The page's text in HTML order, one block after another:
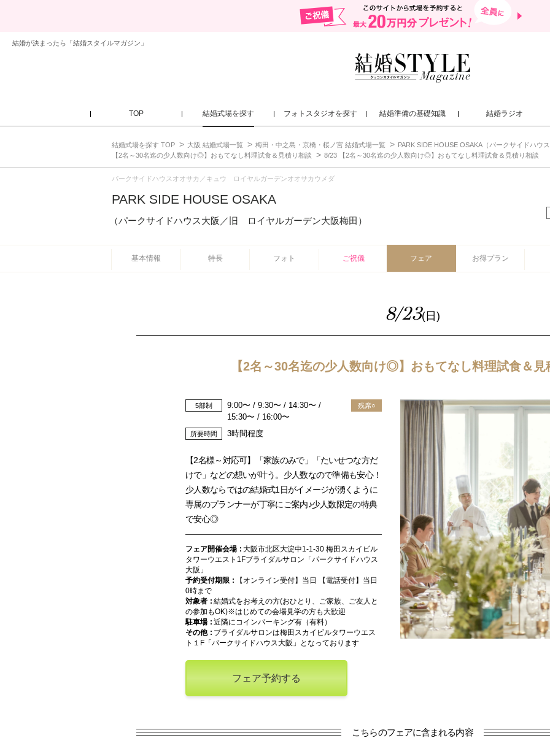
結婚が決まったら「結婚スタイルマガジン」
TOP 結婚式場を探す フォトスタジオを探す 結婚準備の基礎知識 結婚ラジオ
結婚式場を探す TOP 大阪 結婚式場一覧 梅田・中之島・京橋・桜ノ宮 結婚式場一覧
PARK SIDE HOUSE OSAKA（パークサイドハウス大阪／旧
【2名～30名迄の少人数向け◎】おもてなし料理試食＆見積り相談
8/23 【2名～30名迄の少人数向け◎】おもてなし料理試食＆見積り相談
パークサイドハウスオオサカ／キュウ ロイヤルガーデンオオサカウメダ
PARK SIDE HOUSE OSAKA
（パークサイドハウス大阪／旧 ロイヤルガーデン大阪梅田）
基本情報 特長 フォト ご祝儀 フェア お得プラン
8/23(日)
【2名～30名迄の少人数向け◎】おもてなし料理試食＆見
5部制
9:00〜 / 9:30〜 / 14:30〜 /
15:30〜 / 16:00〜
所要時間 3時間程度
残席○
【2名様～対応可】「家族のみで」「たいせつな方だ
けで」などの想いが叶う。少人数なので準備も安心！
少人数ならではの結婚式1日がイメージが湧くように
専属のプランナーが丁寧にご案内♪少人数限定の特典
で安心◎
フェア開催会場
大阪市北区大淀中1-1-30 梅田スカイビル
タワーウエスト1Fブライダルサロン「パークサイドハウス
大阪」
予約受付期限
【オンライン受付】当日 【電話受付】当日
0時まで
対象者
結婚式をお考えの方(おひとり、ご家族、ご友人と
の参加もOK)※はじめての会場見学の方も大歓迎
駐車場
近隣にコインパーキング有（有料）
その他
ブライダルサロンは梅田スカイビルタワーウエス
ト１F「パークサイドハウス大阪」となっております
フェア予約する
こちらのフェアに含まれる内容